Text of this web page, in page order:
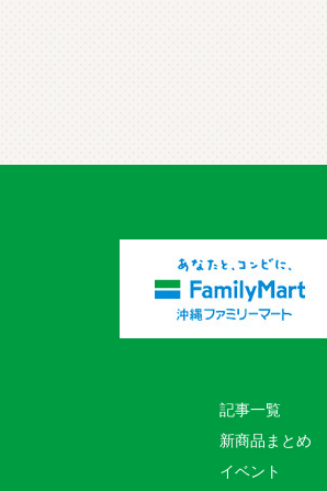
記事一覧
新商品まとめ
イベント